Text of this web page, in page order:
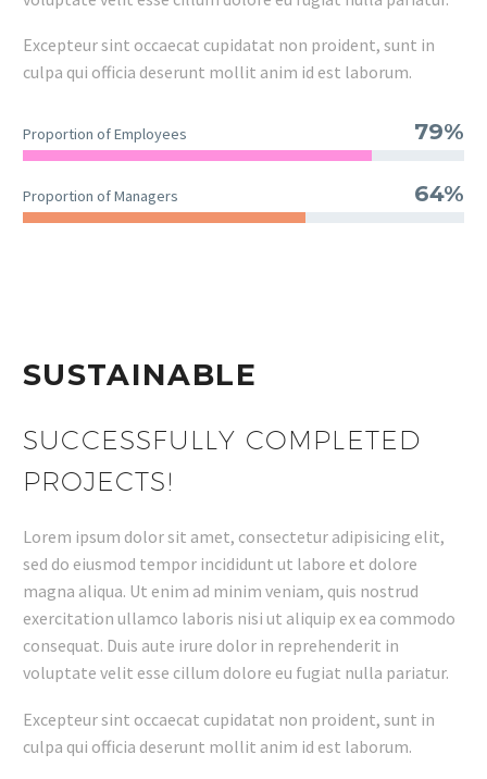
Excepteur sint occaecat cupidatat non proident, sunt in
culpa qui officia deserunt mollit anim id est laborum.
Proportion of Employees 79%
Proportion of Managers 64%
SUSTAINABLE
SUCCESSFULLY COMPLETED
PROJECTS!
Lorem ipsum dolor sit amet, consectetur adipisicing elit,
sed do eiusmod tempor incididunt ut labore et dolore
magna aliqua. Ut enim ad minim veniam, quis nostrud
exercitation ullamco laboris nisi ut aliquip ex ea commodo
consequat. Duis aute irure dolor in reprehenderit in
voluptate velit esse cillum dolore eu fugiat nulla pariatur.
Excepteur sint occaecat cupidatat non proident, sunt in
culpa qui officia deserunt mollit anim id est laborum.